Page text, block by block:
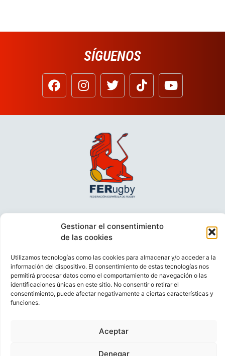
Gestionar el consentimiento
de las cookies
Utilizamos tecnologías como las cookies para almacenar y/o acceder a la
información del dispositivo. El consentimiento de estas tecnologías nos
permitirá procesar datos como el comportamiento de navegación o las
identificaciones únicas en este sitio. No consentir o retirar el
consentimiento, puede afectar negativamente a ciertas características y
funciones.
Aceptar
Denegar
SÍGUENOS
VIDEOCONFERENCIASPOLÍTICA DE PRIVACIDAD
POLÍTICA DE COOKIES
DESARROLLADO POR